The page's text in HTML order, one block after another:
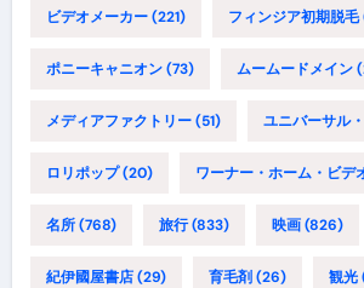
ビデオメーカー(221) フィンジア初期脱毛
ポニーキャニオン(73) ムームードメイン
メディアファクトリー(51) ユニバーサル
ロリポップ(20) ワーナー・ホーム・ビデ
名所(768) 旅行(833) 映画(826)
紀伊國屋書店(29) 育毛剤(26) 観光